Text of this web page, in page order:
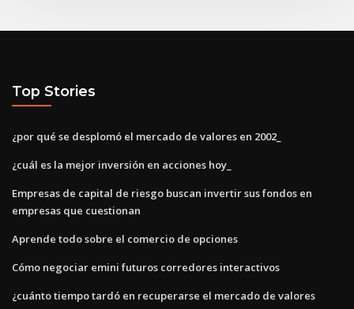
Top Stories
¿por qué se desplomó el mercado de valores en 2002_
¿cuál es la mejor inversión en acciones hoy_
Empresas de capital de riesgo buscan invertir sus fondos en
empresas que cuestionan
Aprende todo sobre el comercio de opciones
Cómo negociar emini futuros corredores interactivos
¿cuánto tiempo tardó en recuperarse el mercado de valores